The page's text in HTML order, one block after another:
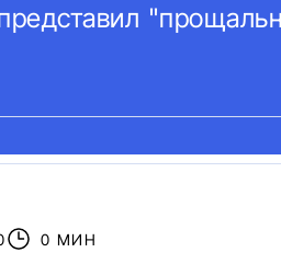
0 МИН